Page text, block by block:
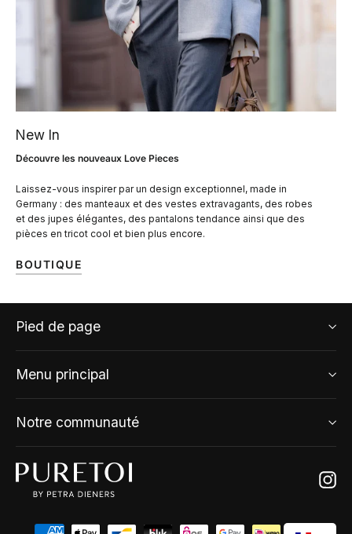
New In
Découvre les nouveaux Love Pieces
Laissez-vous inspirer par un design exceptionnel, made in
Germany : des manteaux et des vestes extravagants, des robes
et des jupes élégantes, des pantalons tendance ainsi que des
pièces en tricot cool et bien plus encore.
BOUTIQUE
Pied de page
Menu principal
Notre communauté